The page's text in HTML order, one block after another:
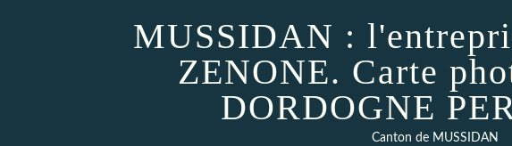
MUSSIDAN :
ZENONE. Carte
DORDOGNE
Canton de MUSSIDAN